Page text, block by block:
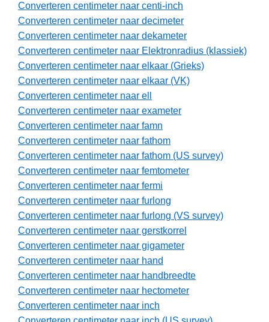
Converteren centimeter naar centi-inch
Converteren centimeter naar decimeter
Converteren centimeter naar dekameter
Converteren centimeter naar Elektronradius (klassiek)
Converteren centimeter naar elkaar (Grieks)
Converteren centimeter naar elkaar (VK)
Converteren centimeter naar ell
Converteren centimeter naar exameter
Converteren centimeter naar famn
Converteren centimeter naar fathom
Converteren centimeter naar fathom (US survey)
Converteren centimeter naar femtometer
Converteren centimeter naar fermi
Converteren centimeter naar furlong
Converteren centimeter naar furlong (VS survey)
Converteren centimeter naar gerstkorrel
Converteren centimeter naar gigameter
Converteren centimeter naar hand
Converteren centimeter naar handbreedte
Converteren centimeter naar hectometer
Converteren centimeter naar inch